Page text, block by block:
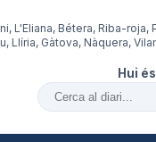
L'Eliana, Bétera, Riba-
Llíria, Gàtova, Nàquera,
Hui
Cercar al diari